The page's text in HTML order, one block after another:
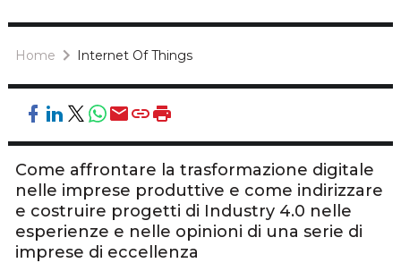
Home Internet Of Things
Come affrontare la trasformazione digitale
nelle imprese produttive e come indirizzare
e costruire progetti di Industry 4.0 nelle
esperienze e nelle opinioni di una serie di
imprese di eccellenza